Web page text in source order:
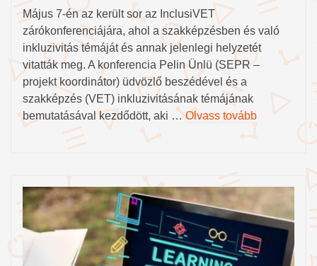
Május 7-én az került sor az InclusiVET
zárókonferenciájára, ahol a szakképzésben és való
inkluzivitás témáját és annak jelenlegi helyzetét
vitatták meg. A konferencia Pelin Ünlü (SEPR –
projekt koordinátor) üdvözlő beszédével és a
szakképzés (VET) inkluzivitásának témájának
bemutatásával kezdődött, aki …Olvass tovább